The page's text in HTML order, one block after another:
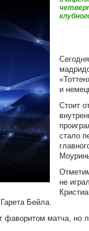
и
Стоит
стало
не
Бейла.
фаворитом матча,